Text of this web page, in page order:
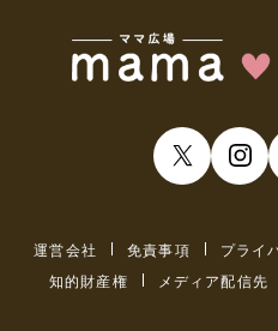
運営会社 免責事項 プライ
知的財産権
メディア配信先